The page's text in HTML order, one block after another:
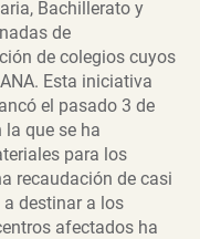
Bachillerato y
de
de colegios cuyos
Esta iniciativa
el pasado 3 de
la que se ha
para los
recaudación de casi
a destinar a los
afectados ha